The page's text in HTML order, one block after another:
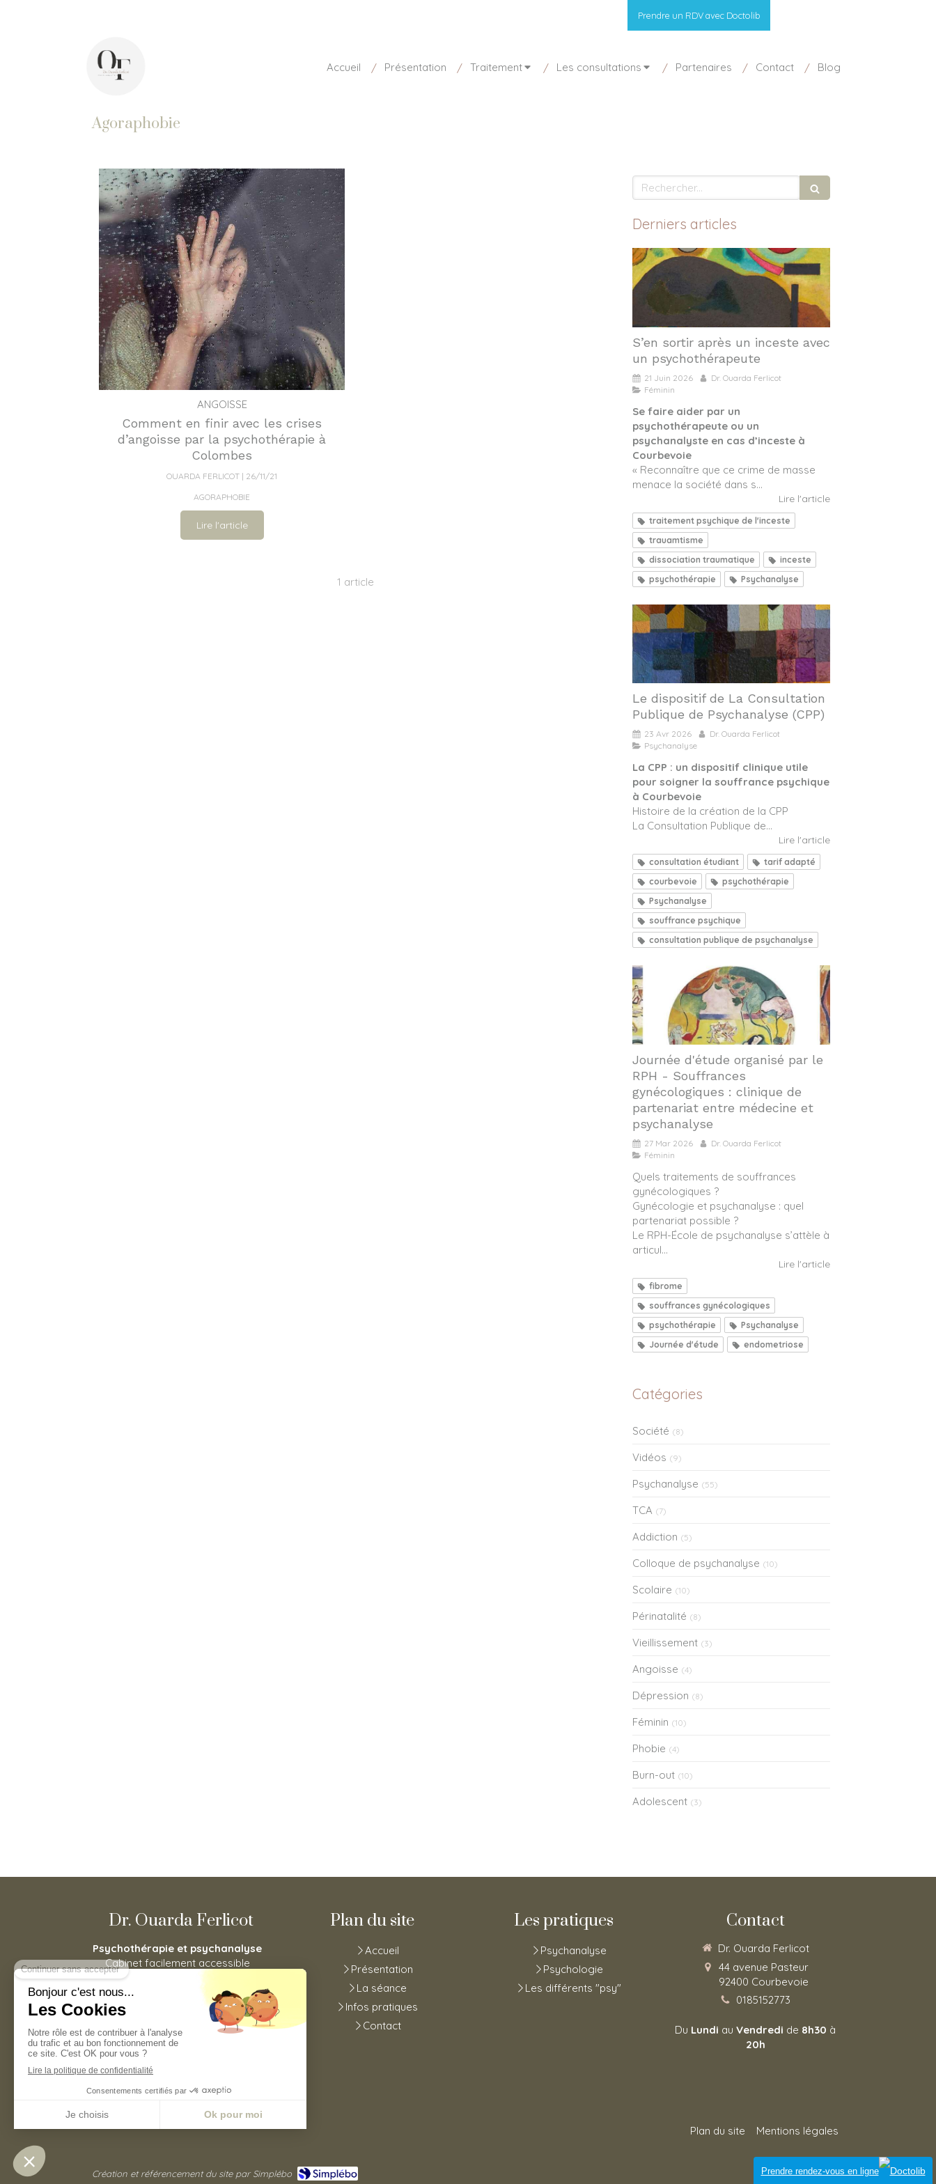
Prendre un RDV avec Doctolib
Accueil Présentation Traitement Les consultations Partenaires Contact Blog
Agoraphobie
ANGOISSE
Comment en finir avec les crises
d’angoisse par la psychothérapie à
Colombes
OUARDA FERLICOT
26/11/21
AGORAPHOBIE
Lire l'article
1 article
Rechercher
Derniers articles
S’en sortir après un inceste avec
un psychothérapeute
21 Juin 2026
Dr. Ouarda Ferlicot
Féminin
Se faire aider par un
psychothérapeute ou un
psychanalyste en cas d’inceste à
Courbevoie
« Reconnaître que ce crime de masse
menace la société dans s...
Lire l'article
traitement psychique de l'inceste
trauamtisme
dissociation traumatique
inceste
psychothérapie
Psychanalyse
Le dispositif de La Consultation
Publique de Psychanalyse (CPP)
23 Avr 2026
Dr. Ouarda Ferlicot
Psychanalyse
La CPP : un dispositif clinique utile
pour soigner la souffrance psychique
à Courbevoie
Histoire de la création de la CPP
La Consultation Publique de...
Lire l'article
consultation étudiant
tarif adapté
courbevoie
psychothérapie
Psychanalyse
souffrance psychique
consultation publique de psychanalyse
Journée d'étude organisé par le
RPH - Souffrances
gynécologiques : clinique de
partenariat entre médecine et
psychanalyse
27 Mar 2026
Dr. Ouarda Ferlicot
Féminin
Quels traitements de souffrances
gynécologiques ?
Gynécologie et psychanalyse : quel
partenariat possible ?
Le RPH-École de psychanalyse s’attèle à
articul...
Lire l'article
fibrome
souffrances gynécologiques
psychothérapie
Psychanalyse
Journée d'étude
endometriose
Catégories
Société (8)
Vidéos (9)
Psychanalyse (55)
TCA (7)
Addiction (5)
Colloque de psychanalyse (10)
Scolaire (10)
Périnatalité (8)
Vieillissement (3)
Angoisse (4)
Dépression (8)
Féminin (10)
Phobie (4)
Burn-out (10)
Adolescent (3)
Dr. Ouarda Ferlicot
Psychothérapie et psychanalyse
Cabinet facilement accessible
depuis Asnières-sur-Seine,
Houilles, Carrières-sur-Seine, La
Garenne-Colombes, Bois-
Colombes, Nanterre, Colombes,
Bois-Colombes, Puteaux mais
aussi Levallois-Perret.
Plan du site
Accueil
Présentation
La séance
Infos pratiques
Contact
Les pratiques
Psychanalyse
Psychologie
Les différents "psy"
Contact
Dr. Ouarda Ferlicot
44 avenue Pasteur
92400 Courbevoie
0185152773
Du Lundi au Vendredi de 8h30 à
20h
©2020 Ouarda Ferlicot - Psychothérapie
Plan du site
Mentions légales
Création et référencement du site par Simplébo Connexion
Prendre rendez-vous en ligne